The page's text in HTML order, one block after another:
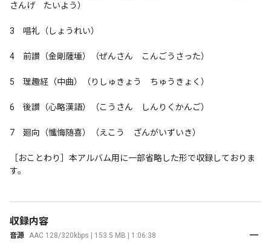
さんげ　たいよう）
3　唱礼（しょうれい）
4　前讃（金剛薩埵）（ぜんさん　こんごうさった）
5　理趣経（中曲）（りしゅきょう　ちゅうきょく）
6　後讃（心略漢語）（こうさん　しんりくかんご）
7　廻向（懺悔随喜）（えこう　ざんがいずいき）
［おことわり］本アルバム用に一部省略した形で収録しておりま
す。
収録内容
音源 AAC 128/320kbps | 153.5 MB | 1:06:38